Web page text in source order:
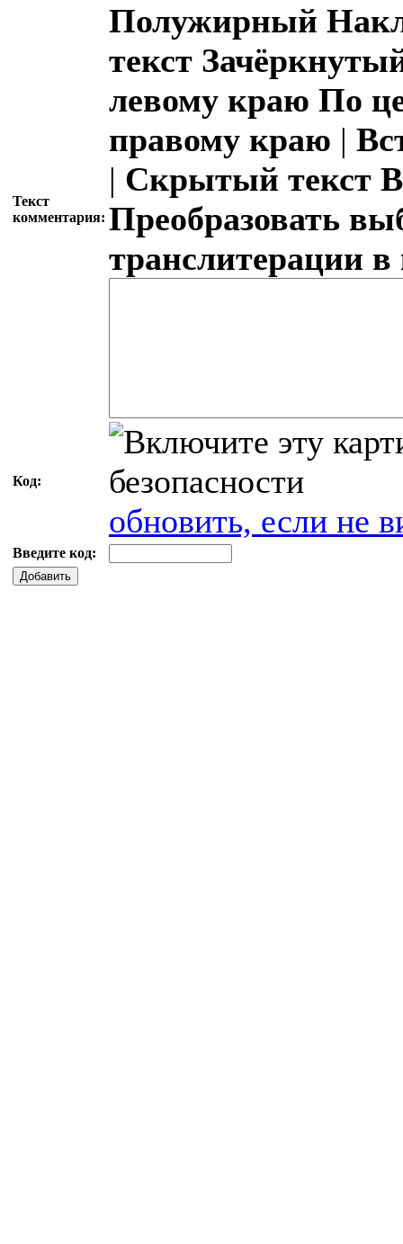
Текст
комментария:
Полужирный
текст
левому краю По
правому краю |
| Скрытый текст
Преобразовать
транслитерации
Код:
обновить, если не
Введите код:
Добавить